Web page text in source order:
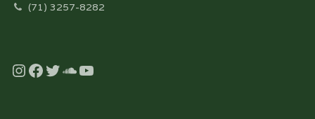
(71) 3257-8282
Instagram
Facebook
Twitter
Soundcloud
YouTube